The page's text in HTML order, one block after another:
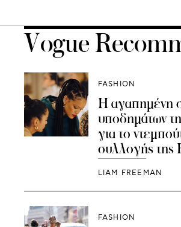
Vogue
FASHION
Η αγαπημένη
υποδημάτων
για το
συλλογής της
LIAM FREEMAN
FASHION